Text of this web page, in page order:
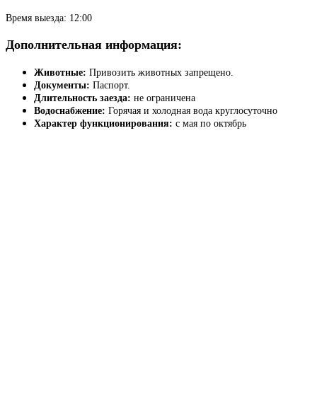
Время выезда: 12:00
Дополнительная информация:
Животные: Привозить животных запрещено.
Документы: Паспорт.
Длительность заезда: не ограничена
Водоснабжение: Горячая и холодная вода круглосуточно
Характер функционирования: с мая по октябрь